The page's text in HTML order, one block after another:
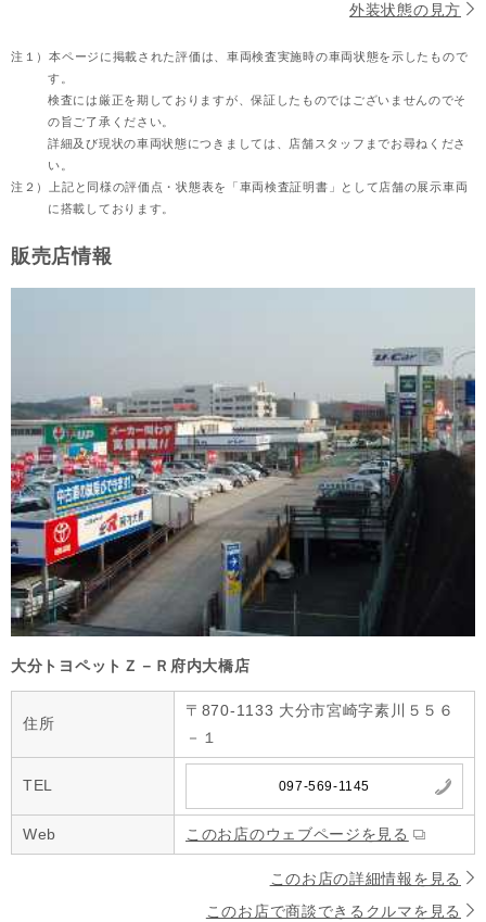
外装状態の見方
注１）本ページに掲載された評価は、車両検査実施時の車両状態を示したもので
す。
検査には厳正を期しておりますが、保証したものではございませんのでそ
の旨ご了承ください。
詳細及び現状の車両状態につきましては、店舗スタッフまでお尋ねくださ
い。
注２）
上記と同様の評価点・状態表を「車両検査証明書」として店舗の展示車両
に搭載しております。
販売店情報
大分トヨペットＺ－Ｒ府内大橋店
住所
〒870-1133 大分市宮崎字素川５５６
－１
TEL 097-569-1145
Web このお店のウェブページを見る
このお店の詳細情報を見る
このお店で商談できるクルマを見る